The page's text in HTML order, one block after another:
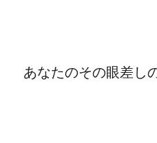
あなたのその眼差し